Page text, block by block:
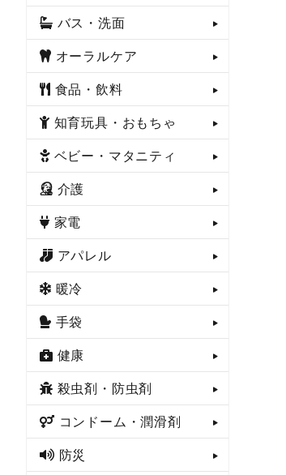
バス・洗面
オーラルケア
食品・飲料
知育玩具・おもちゃ
ベビー・マタニティ
介護
家電
アパレル
暖冷
手袋
健康
殺虫剤・防虫剤
コンドーム・潤滑剤
防災